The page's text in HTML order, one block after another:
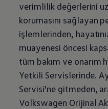
verimlilik değerlerini
korumasını sağlayan
işlemlerinden,
muayenesi öncesi
tüm bakım ve onarım
Yetkili Servislerinde.
Servisi'ne gitmeden,
Volkswagen Orijinal